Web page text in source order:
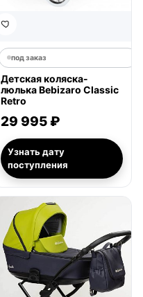
под заказ
Детская коляска-
люлька Bebizaro Classic
Retro
29 995 ₽
Узнать дату
поступления